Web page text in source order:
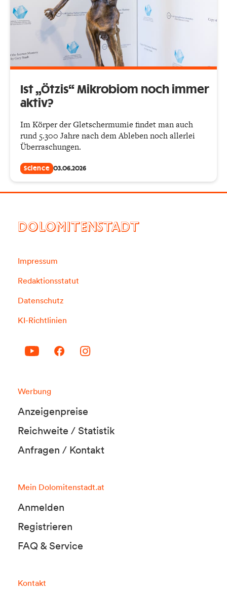
Ist „Ötzis“ Mikrobiom noch immer
aktiv?
Im Körper der Gletschermumie findet man auch
rund 5.300 Jahre nach dem Ableben noch allerlei
Überraschungen.
Science 03.06.2026
DOLOMITENSTADT
Impressum
Redaktionsstatut
Datenschutz
KI-Richtlinien
Werbung
Anzeigenpreise
Reichweite / Statistik
Anfragen / Kontakt
Mein Dolomitenstadt.at
Anmelden
Registrieren
FAQ & Service
Kontakt